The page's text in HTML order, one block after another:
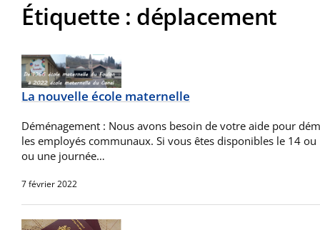
Étiquette : déplacement
La nouvelle école maternelle
Déménagement : Nous avons besoin de votre aide pour
les employés communaux. Si vous êtes disponibles le 14
ou une journée…
7 février 2022